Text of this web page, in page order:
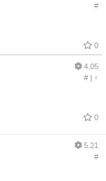
#
0
4.05
#| ↑
0
5.21
#